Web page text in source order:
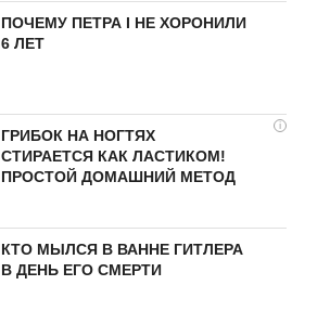
ПОЧЕМУ ПЕТРА I НЕ ХОРОНИЛИ
6 ЛЕТ
i
ГРИБОК НА НОГТЯХ
СТИРАЕТСЯ КАК ЛАСТИКОМ!
ПРОСТОЙ ДОМАШНИЙ МЕТОД
КТО МЫЛСЯ В ВАННЕ ГИТЛЕРА
В ДЕНЬ ЕГО СМЕРТИ